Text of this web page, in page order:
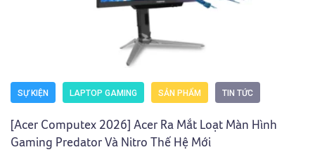
SỰ KIỆN LAPTOP GAMING SẢN PHẨM TIN TỨC
[Acer Computex 2026] Acer Ra Mắt Loạt Màn Hình
Gaming Predator Và Nitro Thế Hệ Mới